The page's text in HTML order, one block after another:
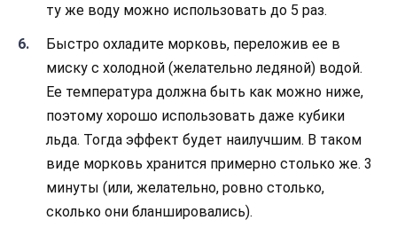
ту же воду можно использовать до 5 раз.
Быстро охладите морковь, переложив ее в
миску с холодной (желательно ледяной) водой.
Ее температура должна быть как можно ниже,
поэтому хорошо использовать даже кубики
льда. Тогда эффект будет наилучшим. В таком
виде морковь хранится примерно столько же. 3
минуты (или, желательно, ровно столько,
сколько они бланшировались).